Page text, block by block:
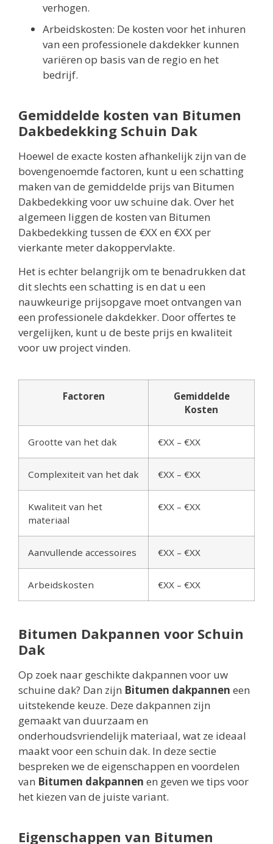
verhogen.
Arbeidskosten: De kosten voor het inhuren
van een professionele dakdekker kunnen
variëren op basis van de regio en het
bedrijf.
Gemiddelde kosten van Bitumen
Dakbedekking Schuin Dak
Hoewel de exacte kosten afhankelijk zijn van de
bovengenoemde factoren, kunt u een schatting
maken van de gemiddelde prijs van Bitumen
Dakbedekking voor uw schuine dak. Over het
algemeen liggen de kosten van Bitumen
Dakbedekking tussen de €XX en €XX per
vierkante meter dakoppervlakte.
Het is echter belangrijk om te benadrukken dat
dit slechts een schatting is en dat u een
nauwkeurige prijsopgave moet ontvangen van
een professionele dakdekker. Door offertes te
vergelijken, kunt u de beste prijs en kwaliteit
voor uw project vinden.
Factoren
Gemiddelde
Kosten
Grootte van het dak €XX – €XX
Complexiteit van het dak €XX – €XX
Kwaliteit van het
materiaal
€XX – €XX
Aanvullende accessoires €XX – €XX
Arbeidskosten €XX – €XX
Bitumen Dakpannen voor Schuin
Dak
Op zoek naar geschikte dakpannen voor uw
schuine dak? Dan zijn Bitumen dakpannen een
uitstekende keuze. Deze dakpannen zijn
gemaakt van duurzaam en
onderhoudsvriendelijk materiaal, wat ze ideaal
maakt voor een schuin dak. In deze sectie
bespreken we de eigenschappen en voordelen
van Bitumen dakpannen en geven we tips voor
het kiezen van de juiste variant.
Eigenschappen van Bitumen